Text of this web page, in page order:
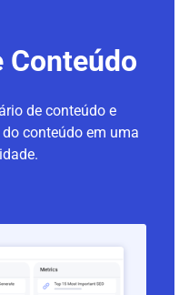
Conteúdo
de conteúdo e
conteúdo em uma